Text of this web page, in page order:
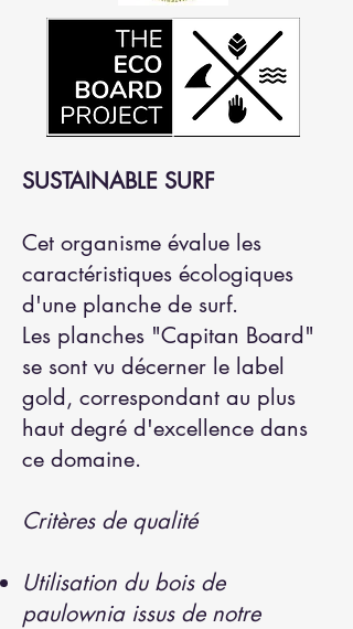
SUSTAINABLE SURF
Cet organisme évalue les
caractéristiques écologiques
d'une planche de surf.
Les planches "Capitan Board"
se sont vu décerner le label
gold, correspondant au plus
haut degré d'excellence dans
ce domaine.
Critères de qualité
Utilisation du bois de
paulownia issus de notre